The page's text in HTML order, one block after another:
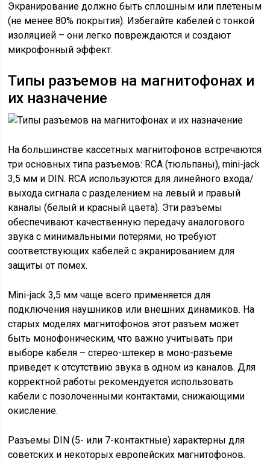
Экранирование должно быть сплошным или плетеным
(не менее 80% покрытия). Избегайте кабелей с тонкой
изоляцией – они легко повреждаются и создают
микрофонный эффект.
Типы разъемов на магнитофонах и
их назначение
На большинстве кассетных магнитофонов встречаются
три основных типа разъемов: RCA (тюльпаны), mini-jack
3,5 мм и DIN. RCA используются для линейного входа/
выхода сигнала с разделением на левый и правый
каналы (белый и красный цвета). Эти разъемы
обеспечивают качественную передачу аналогового
звука с минимальными потерями, но требуют
соответствующих кабелей с экранированием для
защиты от помех.
Mini-jack 3,5 мм чаще всего применяется для
подключения наушников или внешних динамиков. На
старых моделях магнитофонов этот разъем может
быть монофоническим, что важно учитывать при
выборе кабеля – стерео-штекер в моно-разъеме
приведет к отсутствию звука в одном из каналов. Для
корректной работы рекомендуется использовать
кабели с позолоченными контактами, снижающими
окисление.
Разъемы DIN (5- или 7-контактные) характерны для
советских и некоторых европейских магнитофонов.